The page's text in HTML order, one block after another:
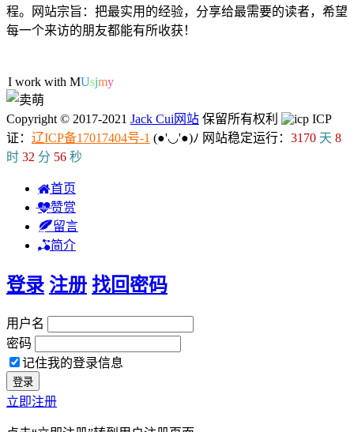
程。网站宗旨：把最实用的经验，分享给最需要的读者，希望
每一个来访的朋友都能有所收获！
I work with Sfu-#U
Copyright © 2017-2021 Jack Cui网站 保留所有权利
ICP
证： 辽ICP备17017404号-1 (●'◡'●)ﾉ 网站稳定运行： 3170 天 8
时 32 分 57 秒
首页
赞赏
留言
简介
登录 注册 找回密码
用户名
密码
记住我的登录信息
立即注册